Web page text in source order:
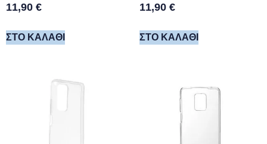
11,90 €
ΣΤΟ ΚΑΛΆΘΙ
11,90 €
ΣΤΟ ΚΑΛΆΘΙ